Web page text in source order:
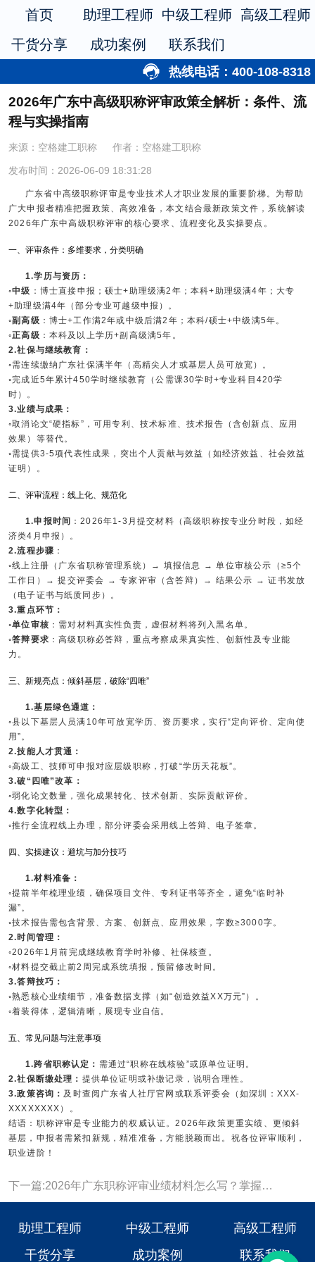
首页 助理工程师 中级工程师 高级工程师
干货分享
成功案例 联系我们
热线电话：400-108-8318
2026年广东中高级职称评审政策全解析：条件、流
程与实操指南
来源：空格建工职称 作者：空格建工职称
发布时间：2026-06-09 18:31:28
广东省中高级职称评审是专业技术人才职业发展的重要阶梯。为帮助
广大申报者精准把握政策、高效准备，本文结合最新政策文件，系统解读
2026年广东中高级职称评审的核心要求、流程变化及实操要点。
一、评审条件：多维要求，分类明确
1.学历与资历：
◦中级 ：博士直接申报；硕士+助理级满2年；本科+助理级满4年；大专
+助理级满4年（部分专业可越级申报）。
◦副高级 ：博士+工作满2年或中级后满2年；本科/硕士+中级满5年。
◦正高级 ：本科及以上学历+副高级满5年。
2.社保与继续教育：
◦需连续缴纳广东社保满半年（高精尖人才或基层人员可放宽）。
◦完成近5年累计450学时继续教育（公需课30学时+专业科目420学
时）。
3.业绩与成果：
◦取消论文“硬指标”，可用专利、技术标准、技术报告（含创新点、应用
效果）等替代。
◦需提供3-5项代表性成果，突出个人贡献与效益（如经济效益、社会效益
证明）。
二、评审流程：线上化、规范化
1.申报时间 ：2026年1-3月提交材料（高级职称按专业分时段，如经
济类4月申报）。
2.流程步骤 ：
◦线上注册（广东省职称管理系统）→ 填报信息 → 单位审核公示（≥5个
工作日）→ 提交评委会 → 专家评审（含答辩）→ 结果公示 → 证书发放
（电子证书与纸质同步）。
3.重点环节：
◦单位审核：需对材料真实性负责，虚假材料将列入黑名单。
◦答辩要求 ：高级职称必答辩，重点考察成果真实性、创新性及专业能
力。
三、新规亮点：倾斜基层，破除“四唯”
1.基层绿色通道：
◦县以下基层人员满10年可放宽学历、资历要求，实行“定向评价、定向使
用”。
2.技能人才贯通：
◦高级工、技师可申报对应层级职称，打破“学历天花板”。
3.破“四唯”改革：
◦弱化论文数量，强化成果转化、技术创新、实际贡献评价。
4.数字化转型：
◦推行全流程线上办理，部分评委会采用线上答辩、电子签章。
四、实操建议：避坑与加分技巧
1.材料准备：
◦提前半年梳理业绩，确保项目文件、专利证书等齐全，避免“临时补
漏”。
◦技术报告需包含背景、方案、创新点、应用效果，字数≥3000字。
2.时间管理：
◦2026年1月前完成继续教育学时补修、社保核查。
◦材料提交截止前2周完成系统填报，预留修改时间。
3.答辩技巧：
◦熟悉核心业绩细节，准备数据支撑（如“创造效益XX万元”）。
◦着装得体，逻辑清晰，展现专业自信。
五、常见问题与注意事项
1.跨省职称认定： 需通过“职称在线核验”或原单位证明。
2.社保断缴处理： 提供单位证明或补缴记录，说明合理性。
3.政策咨询： 及时查阅广东省人社厅官网或联系评委会（如深圳：XXX-
XXXXXXXX）。
结语：职称评审是专业能力的权威认证。2026年政策更重实绩、更倾斜
基层，申报者需紧扣新规，精准准备，方能脱颖而出。祝各位评审顺利，
职业进阶！
下一篇:2026年广东职称评审业绩材料怎么写？掌握这四个要素，通过率翻倍
助理工程师 中级工程师
高级工程师
干货分享
成功案例 联系我们